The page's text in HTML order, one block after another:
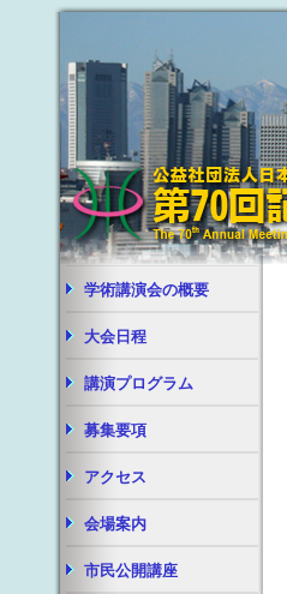
学術講演会の概要
大会日程
講演プログラム
募集要項
アクセス
会場案内
市民公開講座